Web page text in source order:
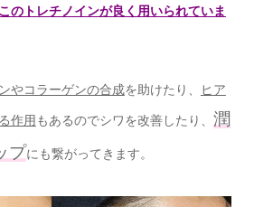
のトレチノインが良く用いられていま
やコラーゲンの合成を助けたり、 ヒア
作用 もあるのでシワを改善したり、 潤
プにも繋がってきます。